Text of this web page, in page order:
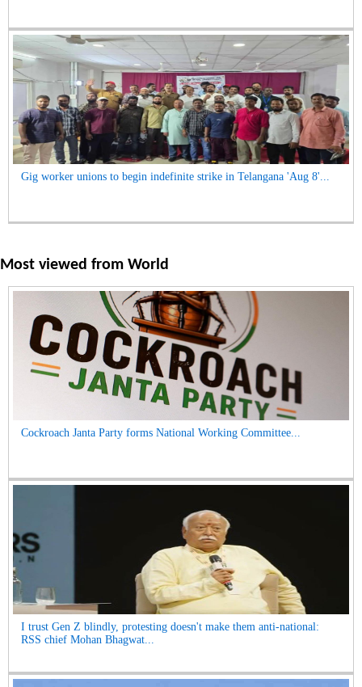
Gig worker unions to begin indefinite strike in Telangana 'Aug 8'...
Most viewed from World
Cockroach Janta Party forms National Working Committee...
I trust Gen Z blindly, protesting doesn't make them anti-national:
RSS chief Mohan Bhagwat...